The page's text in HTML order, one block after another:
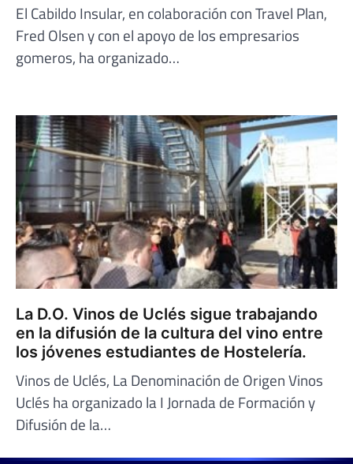
El Cabildo Insular, en colaboración con Travel Plan,
Fred Olsen y con el apoyo de los empresarios
gomeros, ha organizado…
La D.O. Vinos de Uclés sigue trabajando
en la difusión de la cultura del vino entre
los jóvenes estudiantes de Hostelería.
Vinos de Uclés, La Denominación de Origen Vinos
Uclés ha organizado la I Jornada de Formación y
Difusión de la…